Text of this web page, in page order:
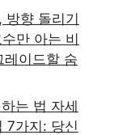
방향 돌리기
만 아는 비
이드할 숨
는 법 자세
7가지: 당신